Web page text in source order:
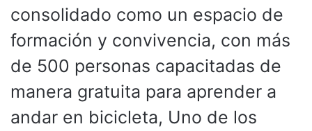
consolidado como un espacio de
formación y convivencia, con más
de 500 personas capacitadas de
manera gratuita para aprender a
andar en bicicleta, Uno de los